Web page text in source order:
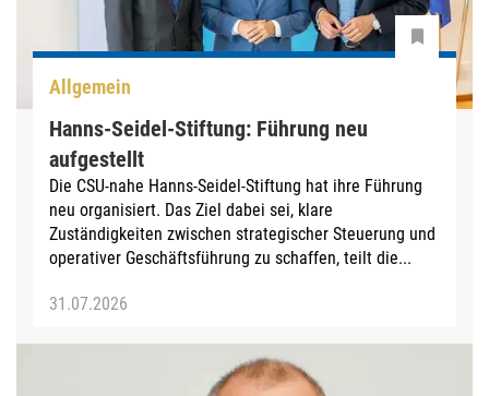
Allgemein
Hanns-Seidel-Stiftung: Führung neu
aufgestellt
Die CSU-nahe Hanns-Seidel-Stiftung hat ihre Führung
neu organisiert. Das Ziel dabei sei, klare
Zuständigkeiten zwischen strategischer Steuerung und
operativer Geschäftsführung zu schaffen, teilt die...
31.07.2026